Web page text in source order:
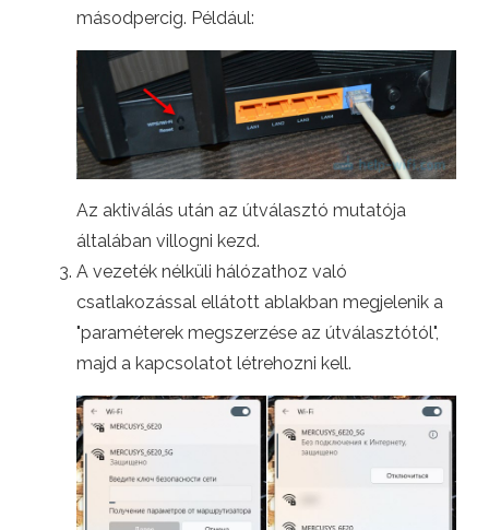
másodpercig. Például:
Az aktiválás után az útválasztó mutatója
általában villogni kezd.
A vezeték nélküli hálózathoz való
csatlakozással ellátott ablakban megjelenik a
"paraméterek megszerzése az útválasztótól",
majd a kapcsolatot létrehozni kell.